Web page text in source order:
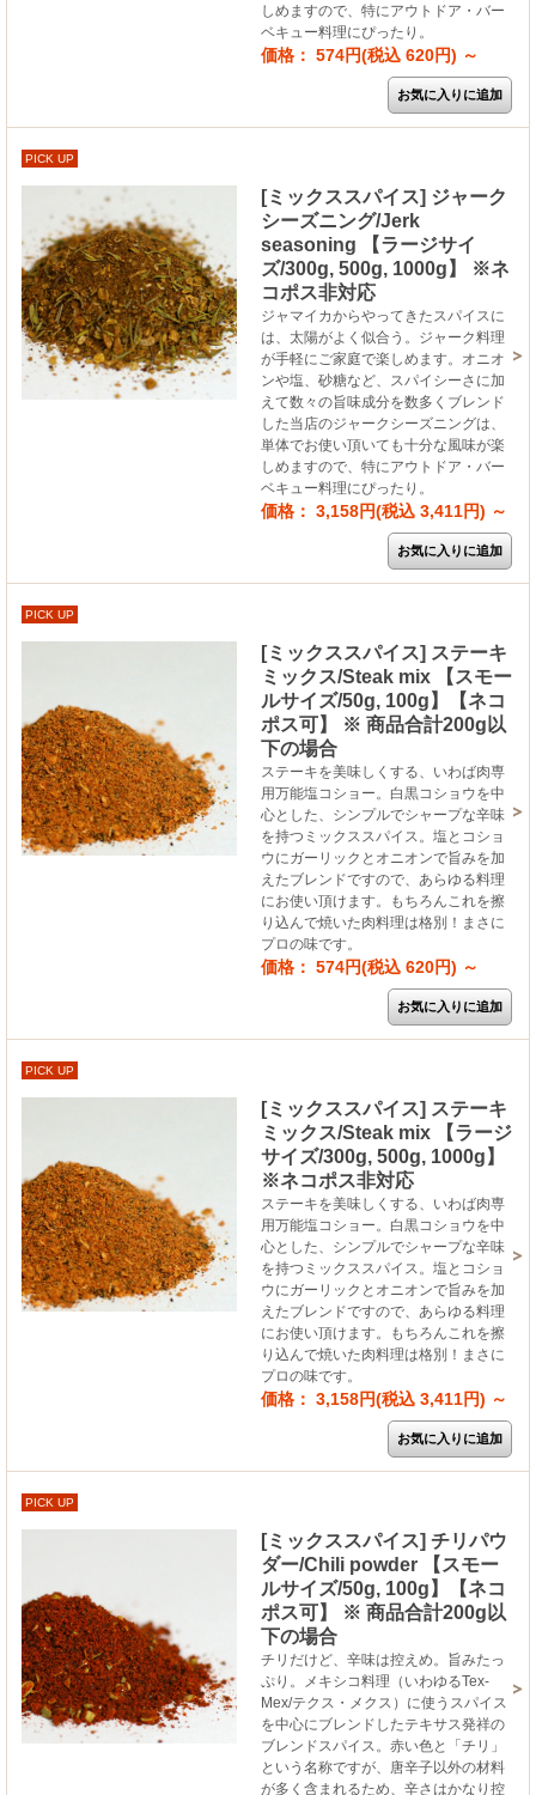
しめますので、特にアウトドア・バー
ベキュー料理にぴったり。
価格： 574円(税込 620円) ～
PICK UP
[ミックススパイス] ジャーク
シーズニング/Jerk
seasoning 【ラージサイ
ズ/300g, 500g, 1000g】 ※ネ
コポス非対応
ジャマイカからやってきたスパイスに
は、太陽がよく似合う。ジャーク料理
が手軽にご家庭で楽しめます。オニオ
ンや塩、砂糖など、スパイシーさに加
えて数々の旨味成分を数多くブレンド
した当店のジャークシーズニングは、
単体でお使い頂いても十分な風味が楽
しめますので、特にアウトドア・バー
ベキュー料理にぴったり。
価格： 3,158円(税込 3,411円) ～
PICK UP
[ミックススパイス] ステーキ
ミックス/Steak mix 【スモー
ルサイズ/50g, 100g】【ネコ
ポス可】 ※ 商品合計200g以
下の場合
ステーキを美味しくする、いわば肉専
用万能塩コショー。白黒コショウを中
心とした、シンプルでシャープな辛味
を持つミックススパイス。塩とコショ
ウにガーリックとオニオンで旨みを加
えたブレンドですので、あらゆる料理
にお使い頂けます。もちろんこれを擦
り込んで焼いた肉料理は格別！まさに
プロの味です。
価格： 574円(税込 620円) ～
PICK UP
[ミックススパイス] ステーキ
ミックス/Steak mix 【ラージ
サイズ/300g, 500g, 1000g】
※ネコポス非対応
ステーキを美味しくする、いわば肉専
用万能塩コショー。白黒コショウを中
心とした、シンプルでシャープな辛味
を持つミックススパイス。塩とコショ
ウにガーリックとオニオンで旨みを加
えたブレンドですので、あらゆる料理
にお使い頂けます。もちろんこれを擦
り込んで焼いた肉料理は格別！まさに
プロの味です。
価格： 3,158円(税込 3,411円) ～
PICK UP
[ミックススパイス] チリパウ
ダー/Chili powder 【スモー
ルサイズ/50g, 100g】【ネコ
ポス可】 ※ 商品合計200g以
下の場合
チリだけど、辛味は控えめ。旨みたっ
ぷり。メキシコ料理（いわゆるTex-
Mex/テクス・メクス）に使うスパイス
を中心にブレンドしたテキサス発祥の
ブレンドスパイス。赤い色と「チリ」
という名称ですが、唐辛子以外の材料
が多く含まれるため、辛さはかなり控